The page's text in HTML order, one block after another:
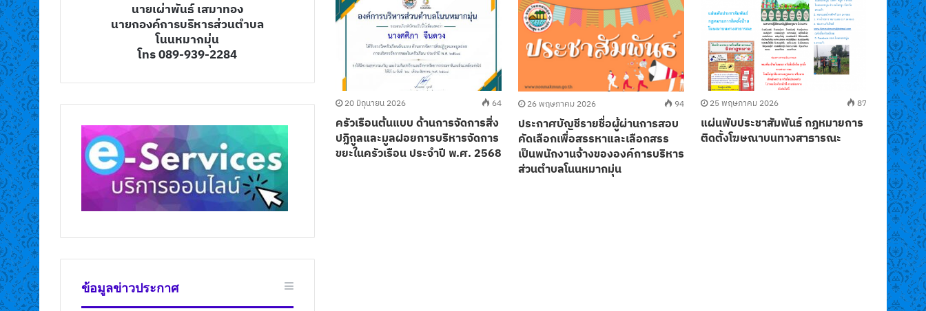
ายน 2026 98
องค์การบริหารส่วนตำบล
กมุ่น เรื่อง รายชื่อผู้เสียภาษี
ารพิจารณาลดหรือยกเว้น
นและสิ่งปลูกสร้างตาม
56 แห่งพระราชบัญญัติภาษี
ะสิ่งปลูกสร้าง พ.ศ.2562
3 เมษายน 2026 96
ประชาสัมพันธ์ กิจกรรมการดำเนิน
การขับเคลื่อนแผนปฏิบัติการเชิงกล
ยุทธ์แนวใหม่ RE-X-RAY โครงการ
ถังขยะเปียก ลดโลกร้อน เพื่อบรรลุ
เป้าหมายการปล่อยก๊าซเรือนกระจก
สุทธิเป็นศูนย์ ประจำปี 2569
20 มิถุนายน 2026 64
ครัวเรือนต้นแบบ ด้านการจัดการสิ่ง
ปฏิกูลและมูลฝอยการบริหารจัดการ
ขยะในครัวเรือน ประจำปี พ.ศ. 2568
26 พฤษภาคม 2026 94
ประกาศบัญชีรายชื่อผู้ผ่านการสอบ
คัดเลือกเพื่อสรรหาและเลือกสรร
เป็นพนักงานจ้างขององค์การบริหาร
ส่วนตำบลโนนหมากมุ่น
25 พฤษภาคม 2026 87
แผ่นพับประชาสัมพันธ์ กฏหมายการ
ติดตั้งโฆษณาบนทางสาธารณะ
20 พฤษ
ประชาสั
และสร้
อันตรา
PM2.5
นายเผ่าพันธ์ เสมาทอง
นายกองค์การบริหารส่วนตำบล
โนนหมากมุ่น
โทร 089-939-2284
ข้อมูลข่าวประกาศ